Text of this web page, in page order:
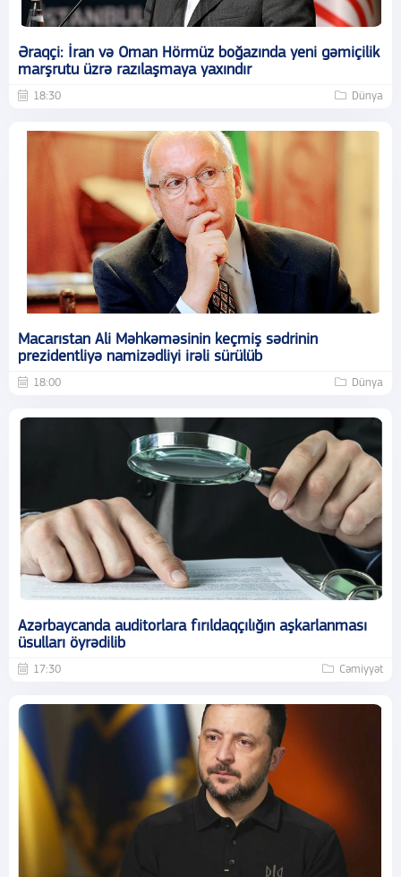
Əraqçi: İran və Oman Hörmüz boğazında yeni gəmiçilik
marşrutu üzrə razılaşmaya yaxındır
18:30 Dünya
Macarıstan Ali Məhkəməsinin keçmiş sədrinin
prezidentliyə namizədliyi irəli sürülüb
18:00 Dünya
Azərbaycanda auditorlara fırıldaqçılığın aşkarlanması
üsulları öyrədilib
17:30 Cəmiyyət